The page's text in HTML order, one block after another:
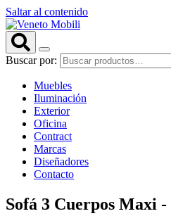
Saltar al contenido
Buscar por:
Muebles
Iluminación
Exterior
Oficina
Contract
Marcas
Diseñadores
Contacto
Sofá 3 Cuerpos Maxi